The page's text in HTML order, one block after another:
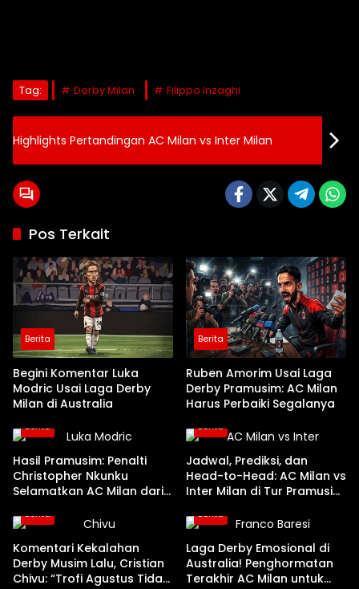
Tag: Derby Milan Filippo Inzaghi
Highlights Pertandingan AC Milan vs Inter Milan
Pos Terkait
Berita
Begini Komentar Luka
Modric Usai Laga Derby
Milan di Australia
Berita
Ruben Amorim Usai Laga
Derby Pramusim: AC Milan
Harus Perbaiki Segalanya
Berita
Hasil Pramusim: Penalti
Christopher Nkunku
Selamatkan AC Milan dari
Berita
Jadwal, Prediksi, dan
Head-to-Head: AC Milan vs
Inter Milan di Tur Pramusim
Berita
Komentari Kekalahan
Derby Musim Lalu, Cristian
Chivu: “Trofi Agustus Tidak
Berita
Laga Derby Emosional di
Australia! Penghormatan
Terakhir AC Milan untuk